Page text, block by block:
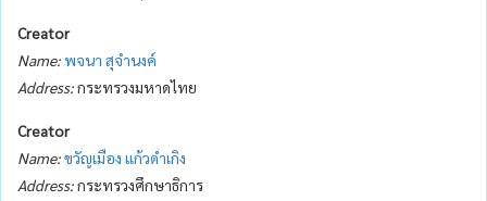
Creator
Name:พจนา สุจำนงค์
Address:กระทรวงมหาดไทย
Creator
Name:ขวัญเมือง แก้วดำเกิง
Address:กระทรวงศึกษาธิการ